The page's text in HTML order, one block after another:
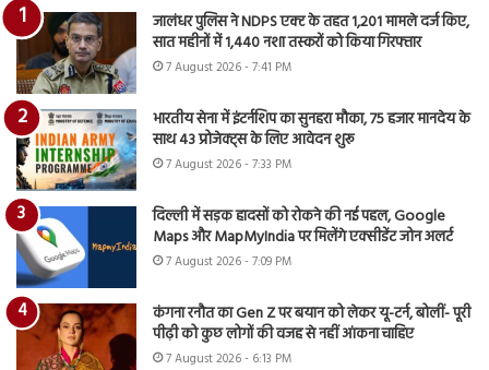
जालंधर पुलिस ने NDPS एक्ट के तहत 1,201 मामले दर्ज किए,
सात महीनों में 1,440 नशा तस्करों को किया गिरफ्तार
7 August 2026 - 7:41 PM
भारतीय सेना में इंटर्नशिप का सुनहरा मौका, 75 हजार मानदेय के
साथ 43 प्रोजेक्ट्स के लिए आवेदन शुरू
7 August 2026 - 7:33 PM
दिल्ली में सड़क हादसों को रोकने की नई पहल, Google
Maps और MapMyIndia पर मिलेंगे एक्सीडेंट जोन अलर्ट
7 August 2026 - 7:09 PM
कंगना रनौत का Gen Z पर बयान को लेकर यू-टर्न, बोलीं- पूरी
पीढ़ी को कुछ लोगों की वजह से नहीं आंकना चाहिए
7 August 2026 - 6:13 PM